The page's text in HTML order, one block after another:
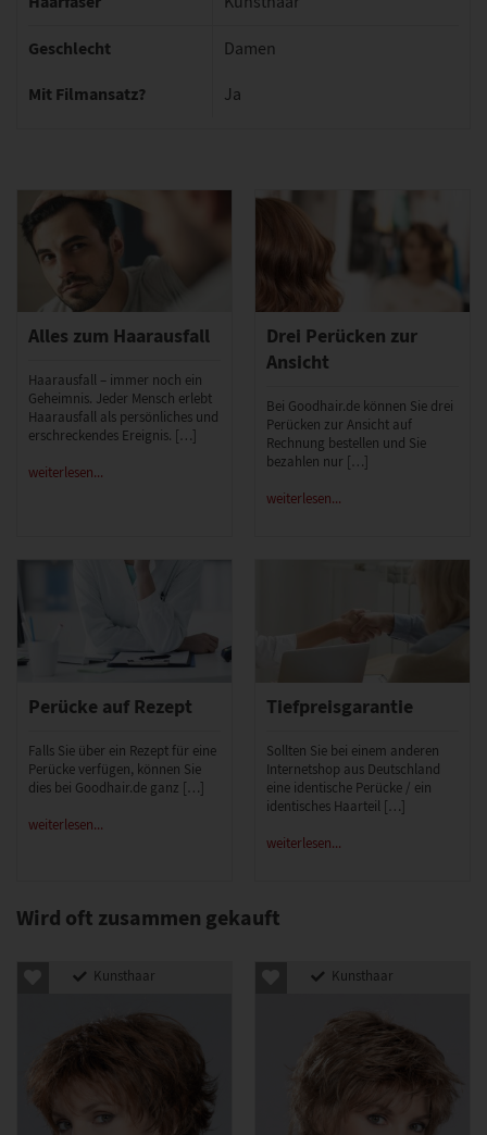
Geschlecht Damen
Mit Filmansatz? Ja
Alles zum Haarausfall
Haarausfall – immer noch ein
Geheimnis. Jeder Mensch erlebt
Haarausfall als persönliches und
erschreckendes Ereignis. […]
weiterlesen...
Drei Perücken zur
Ansicht
Bei Goodhair.de können Sie drei
Perücken zur Ansicht auf
Rechnung bestellen und Sie
bezahlen nur […]
weiterlesen...
Perücke auf Rezept
Falls Sie über ein Rezept für eine
Perücke verfügen, können Sie
dies bei Goodhair.de ganz […]
weiterlesen...
Tiefpreisgarantie
Sollten Sie bei einem anderen
Internetshop aus Deutschland
eine identische Perücke / ein
identisches Haarteil […]
weiterlesen...
Wird oft zusammen gekauft
Kunsthaar Kunsthaar